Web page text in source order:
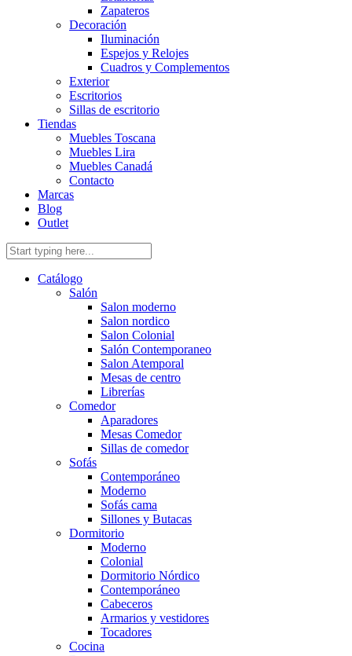
Zapateros
Decoración
Iluminación
Espejos y Relojes
Cuadros y Complementos
Exterior
Escritorios
Sillas de escritorio
Tiendas
Muebles Toscana
Muebles Lira
Muebles Canadá
Contacto
Marcas
Blog
Outlet
Catálogo
Salón
Salon moderno
Salon nordico
Salon Colonial
Salón Contemporaneo
Salon Atemporal
Mesas de centro
Librerías
Comedor
Aparadores
Mesas Comedor
Sillas de comedor
Sofás
Contemporáneo
Moderno
Sofás cama
Sillones y Butacas
Dormitorio
Moderno
Colonial
Dormitorio Nórdico
Contemporáneo
Cabeceros
Armarios y vestidores
Tocadores
Cocina